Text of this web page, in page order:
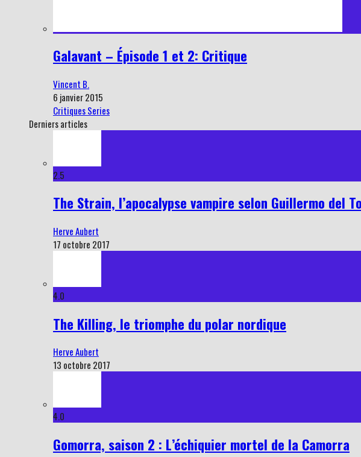
Galavant – Épisode 1 et 2: Critique
Vincent B.
6 janvier 2015
Critiques Series
Derniers articles
2.5
The Strain, l’apocalypse vampire selon Guillermo del
Herve Aubert
17 octobre 2017
4.0
The Killing, le triomphe du polar nordique
Herve Aubert
13 octobre 2017
4.0
Gomorra, saison 2 : L’échiquier mortel de la Camorra